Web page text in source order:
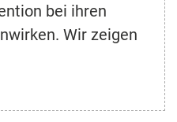
bei ihren
Wir zeigen